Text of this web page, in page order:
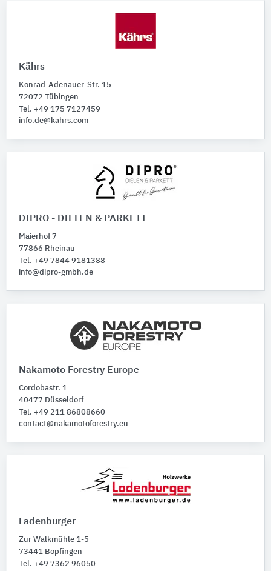
Kährs
Konrad-Adenauer-Str. 15
72072 Tübingen
Tel. +49 175 7127459
info.de@kahrs.com
DIPRO - DIELEN & PARKETT
Maierhof 7
77866 Rheinau
Tel. +49 7844 9181388
info@dipro-gmbh.de
Nakamoto Forestry Europe
Cordobastr. 1
40477 Düsseldorf
Tel. +49 211 86808660
contact@nakamotoforestry.eu
Ladenburger
Zur Walkmühle 1-5
73441 Bopfingen
Tel. +49 7362 96050